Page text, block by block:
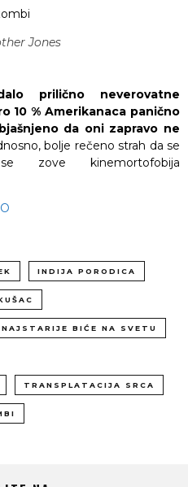
Jones
prilično neverovatne
10 % Amerikanaca panično
da oni zapravo ne
bolje rečeno strah da se
zove kinemortofobija
INDIJA PORODICA
NAJSTARIJE BIĆE NA SVETU
TRANSPLATACIJA SRCA